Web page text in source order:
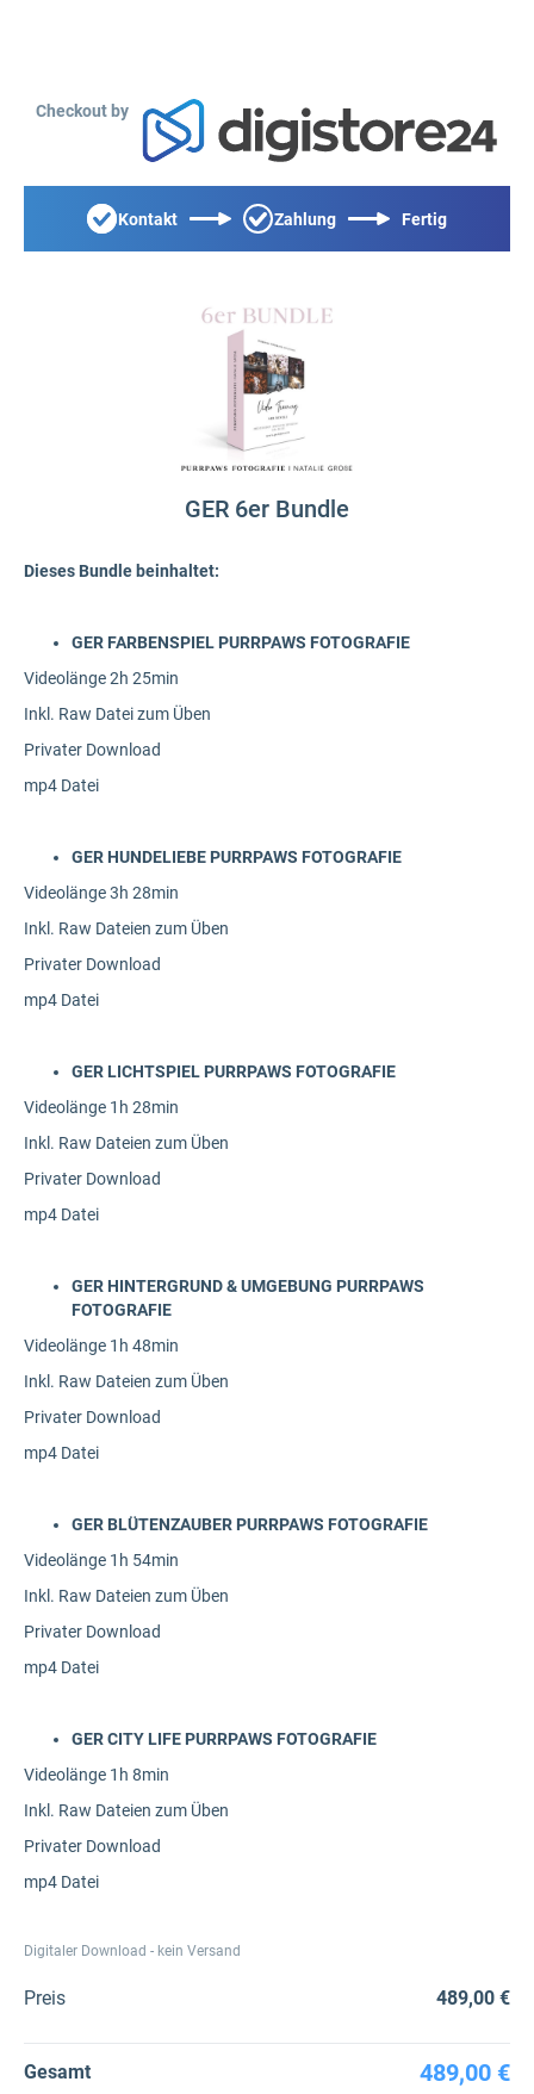
Checkout by
Kontakt Zahlung Fertig
GER 6er Bundle
Dieses Bundle beinhaltet:
GER FARBENSPIEL PURRPAWS FOTOGRAFIE
Videolänge 2h 25min
Inkl. Raw Datei zum Üben
Privater Download
mp4 Datei
GER HUNDELIEBE PURRPAWS FOTOGRAFIE
Videolänge 3h 28min
Inkl. Raw Dateien zum Üben
Privater Download
mp4 Datei
GER LICHTSPIEL PURRPAWS FOTOGRAFIE
Videolänge 1h 28min
Inkl. Raw Dateien zum Üben
Privater Download
mp4 Datei
GER HINTERGRUND & UMGEBUNG PURRPAWS
FOTOGRAFIE
Videolänge 1h 48min
Inkl. Raw Dateien zum Üben
Privater Download
mp4 Datei
GER BLÜTENZAUBER PURRPAWS FOTOGRAFIE
Videolänge 1h 54min
Inkl. Raw Dateien zum Üben
Privater Download
mp4 Datei
GER CITY LIFE PURRPAWS FOTOGRAFIE
Videolänge 1h 8min
Inkl. Raw Dateien zum Üben
Privater Download
mp4 Datei
Digitaler Download - kein Versand
Preis 489,00 €
Gesamt 489,00 €